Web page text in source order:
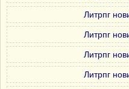
Литрпг
Литрпг
Литрпг
Литрпг